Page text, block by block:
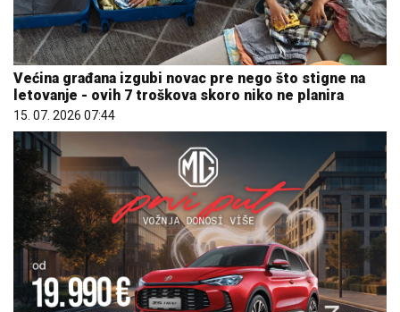
Većina građana izgubi novac pre nego što stigne na
letovanje - ovih 7 troškova skoro niko ne planira
15. 07. 2026 07:44